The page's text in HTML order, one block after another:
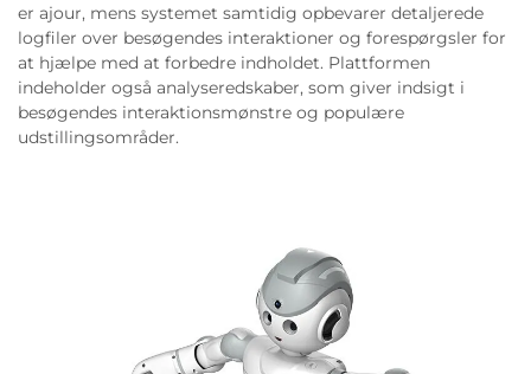
er ajour, mens systemet samtidig opbevarer detaljerede
logfiler over besøgendes interaktioner og forespørgsler for
at hjælpe med at forbedre indholdet. Plattformen
indeholder også analyseredskaber, som giver indsigt i
besøgendes interaktionsmønstre og populære
udstillingsområder.